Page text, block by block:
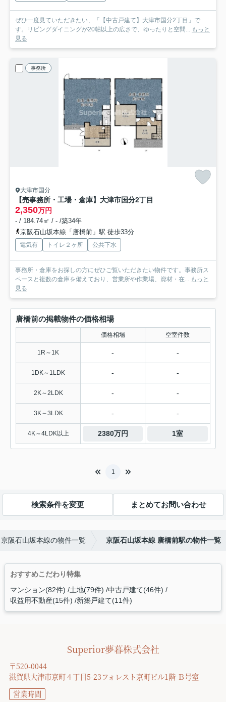
ぜひ一度見ていただきたい、「【中古戸建て】大津市国分2丁目」で
す。リビングダイニングが20帖以上の広さで、ゆったりと空間...
もっと
見る
事務所
大津市国分
【売事務所・工場・倉庫】大津市国分2丁目
2,350万円
- / 184.74㎡ / - /築34年
京阪石山坂本線「唐橋前」駅 徒歩33分
電気有 トイレ２ヶ所 公共下水
事務所・倉庫をお探しの方にぜひご覧いただきたい物件です。事務所ス
ペースと複数の倉庫を備えており、営業所や作業場、資材・在...
もっと
見る
唐橋前の掲載物件の価格相場
価格相場 空室件数
1R～1K - -
1DK～1LDK - -
2K～2LDK - -
3K～3LDK - -
4K～4LDK以上 2380万円 1室
1
検索条件を変更 まとめてお問い合わせ
京阪石山坂本線の物件一覧 京阪石山坂本線 唐橋前駅の物件一覧
おすすめこだわり特集
マンション(82件) 土地(79件) 中古戸建て(46件)
収益用不動産(15件) 新築戸建て(11件)
Superior夢暮株式会社
〒520-0044
滋賀県大津市京町４丁目5-23フォレスト京町ビル1階 Ｂ号室
営業時間